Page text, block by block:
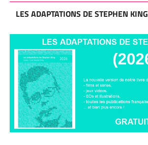
LES ADAPTATIONS DE STEPHEN KING